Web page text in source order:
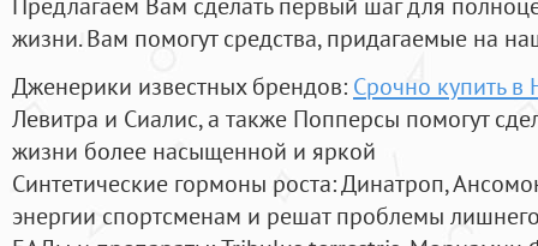
жизни. Вам помогут средства, придагаемые на
Дженерики известных брендов: Срочно купить в
Левитра и Сиалис, а также Попперсы помогут
жизни более насыщенной и яркой
Синтетические гормоны роста: Динатроп,
энергии спортсменам и решат проблемы